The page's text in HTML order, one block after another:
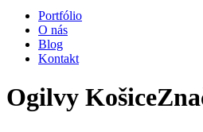
Portfólio
O nás
Blog
Kontakt
Ogilvy